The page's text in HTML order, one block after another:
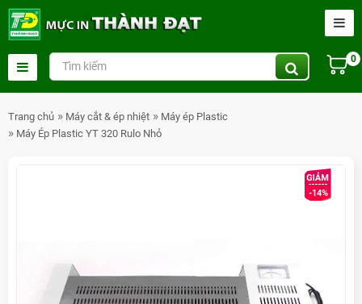
0
Trang chủ Máy cắt & ép nhiệt
Máy ép Plastic
Máy Ép Plastic YT 320 Rulo Nhỏ
-14%